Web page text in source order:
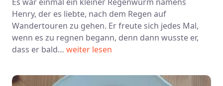
Henry, der es liebte, nach dem Regen auf
Wandertouren zu gehen. Er freute sich jedes Mal,
wenn es zu regnen begann, denn dann wusste er,
dass er bald… weiter lesen